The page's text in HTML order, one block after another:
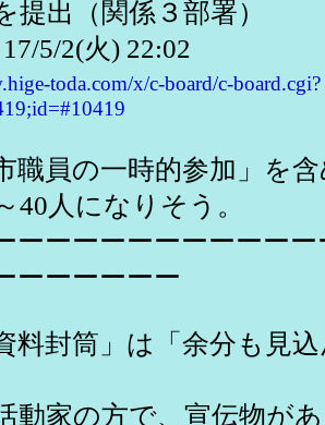
提出（関係３部署）
2(火) 22:02
toda.com/x/c-board/c-board.cgi?
員の一時的参加」を含
40人になりそう。
ーーーーーーーーーー
ーーーーーー
料封筒」は「余分も見
家の方で、宣伝物があ